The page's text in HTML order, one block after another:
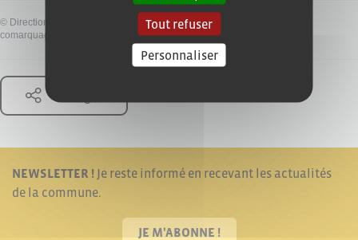
© Direction de l'information légale et administrative
comarquage developpé par
baseo.io
NEWSLETTER ! Je reste informé en recevant les actualités
de la commune.
JE M'ABONNE !
Tout refuser
Personnaliser